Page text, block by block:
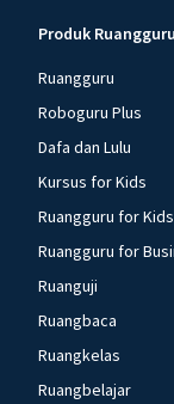
Produk Ruangguru
Ruangguru
Roboguru Plus
Dafa dan Lulu
Kursus for Kids
Ruangguru for Kids
Ruangguru for
Ruanguji
Ruangbaca
Ruangkelas
Ruangbelajar